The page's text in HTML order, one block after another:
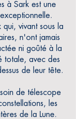
à Sark est une
vivant sous la
n'ont jamais
ni goûté à la
totale, avec des
de leur tête.
de télescope
les
de la Lune.